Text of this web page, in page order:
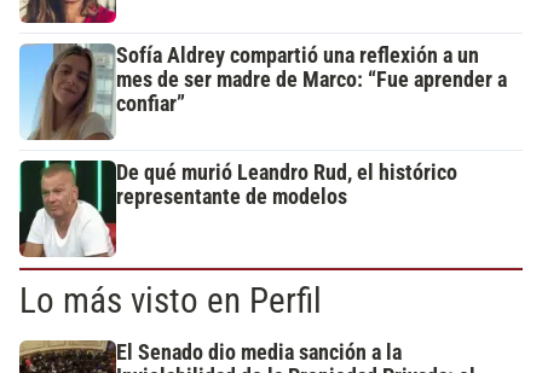
Sofía Aldrey compartió una reflexión a un
mes de ser madre de Marco: “Fue aprender a
confiar”
De qué murió Leandro Rud, el histórico
representante de modelos
Lo más visto en Perfil
El Senado dio media sanción a la